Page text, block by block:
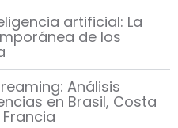
artificial: La
de los
Análisis
en Brasil, Costa